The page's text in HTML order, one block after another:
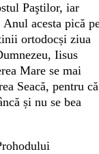
Paştilor, iar
acesta pică
ortodocși ziua
Iisus
Mare se mai
Seacă, pentru că
și nu se bea